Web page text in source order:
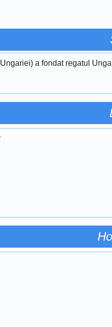
a fondat regatul